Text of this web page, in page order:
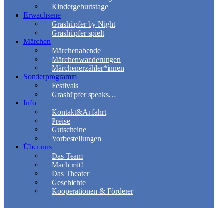
Kindergeburtstage
Erwachsene
Grashüpfer by Night
Grashüpfer spielt
Märchen
Märchenabende
Märchenwanderungen
Märchenerzähler*innen
Sonderprogramm
Festivals
Grashüpfer speaks…
Info
Kontakt&Anfahrt
Preise
Gutscheine
Vorbestellungen
Über uns
Das Team
Mach mit!
Das Theater
Geschichte
Kooperationen & Förderer